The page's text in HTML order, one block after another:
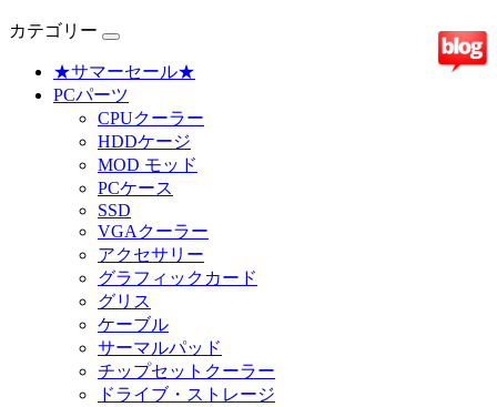
カテゴリー
★サマーセール★
PCパーツ
CPUクーラー
HDDケージ
MOD モッド
PCケース
SSD
VGAクーラー
アクセサリー
グラフィックカード
グリス
ケーブル
サーマルパッド
チップセットクーラー
ドライブ・ストレージ